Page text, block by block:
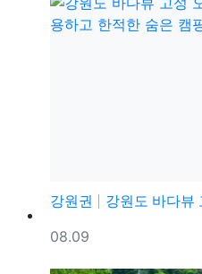
강원권
강원도 바다뷰 고성
등록일
08.09